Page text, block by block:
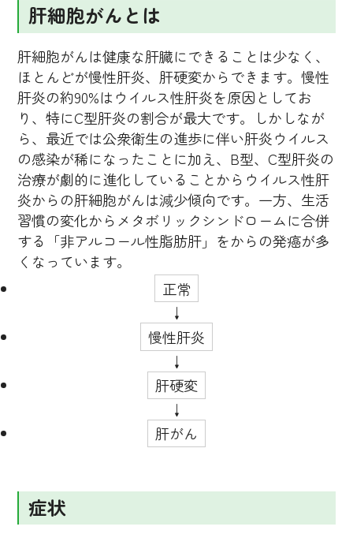
肝細胞がんとは
肝細胞がんは健康な肝臓にできることは少なく、
ほとんどが慢性肝炎、肝硬変からできます。慢性
肝炎の約90%はウイルス性肝炎を原因としてお
り、特にC型肝炎の割合が最大です。しかしなが
ら、最近では公衆衛生の進歩に伴い肝炎ウイルス
の感染が稀になったことに加え、B型、C型肝炎の
治療が劇的に進化していることからウイルス性肝
炎からの肝細胞がんは減少傾向です。一方、生活
習慣の変化からメタボリックシンドロームに合併
する「非アルコール性脂肪肝」をからの発癌が多
くなっています。
正常
慢性肝炎
肝硬変
肝がん
症状